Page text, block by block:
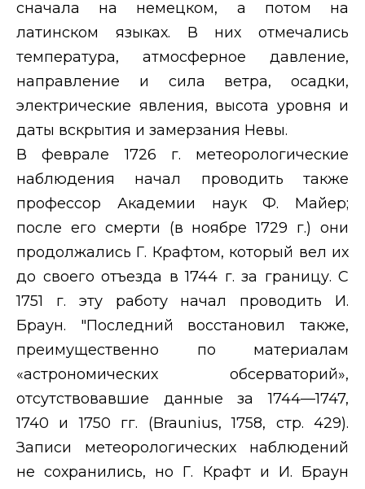
сначала на немецком, а потом на
латинском языках. В них отмечались
температура, атмосферное давление,
направление и сила ветра, осадки,
электрические явления, высота уровня и
даты вскрытия и замерзания Невы.
В феврале 1726 г. метеорологические
наблюдения начал проводить также
профессор Академии наук Ф. Майер;
после его смерти (в ноябре 1729 г.) они
продолжались Г. Крафтом, который вел их
до своего отъезда в 1744 г. за границу. С
1751 г. эту работу начал проводить И.
Браун. "Последний восстановил также,
преимущественно по материалам
«астрономических обсерваторий»,
отсутствовавшие данные за 1744—1747,
1740 и 1750 гг. (Braunius, 1758, стр. 429).
Записи метеорологических наблюдений
не сохранились, но Г. Крафт и И. Браун